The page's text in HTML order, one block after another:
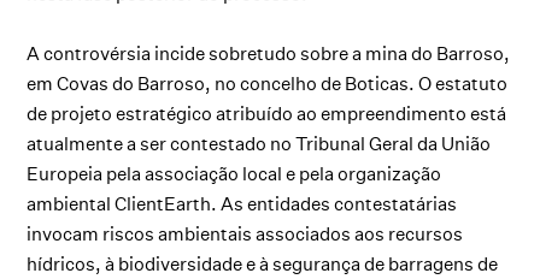
A controvérsia incide sobretudo sobre a mina do Barroso,
em Covas do Barroso, no concelho de Boticas. O estatuto
de projeto estratégico atribuído ao empreendimento está
atualmente a ser contestado no Tribunal Geral da União
Europeia pela associação local e pela organização
ambiental ClientEarth. As entidades contestatárias
invocam riscos ambientais associados aos recursos
hídricos, à biodiversidade e à segurança de barragens de